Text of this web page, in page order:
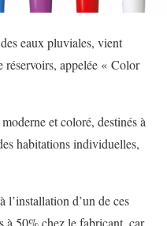
eaux pluviales, vient
réservoirs, appelée « Color
et coloré, destinés à
habitations individuelles,
l’installation d’un de ces
à 50% chez le fabricant, car